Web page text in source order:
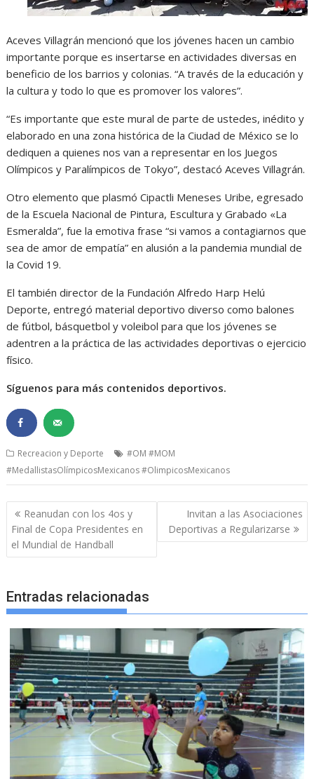
Aceves Villagrán mencionó que los jóvenes hacen un cambio
importante porque es insertarse en actividades diversas en
beneficio de los barrios y colonias. “A través de la educación y
la cultura y todo lo que es promover los valores”.
“Es importante que este mural de parte de ustedes, inédito y
elaborado en una zona histórica de la Ciudad de México se lo
dediquen a quienes nos van a representar en los Juegos
Olímpicos y Paralímpicos de Tokyo”, destacó Aceves Villagrán.
Otro elemento que plasmó Cipactli Meneses Uribe, egresado
de la Escuela Nacional de Pintura, Escultura y Grabado «La
Esmeralda”, fue la emotiva frase “si vamos a contagiarnos que
sea de amor de empatía” en alusión a la pandemia mundial de
la Covid 19.
El también director de la Fundación Alfredo Harp Helú
Deporte, entregó material deportivo diverso como balones
de fútbol, básquetbol y voleibol para que los jóvenes se
adentren a la práctica de las actividades deportivas o ejercicio
físico.
Síguenos para más contenidos deportivos.
Recreacion y Deporte
#OM #MOM
#MedallistasOlímpicosMexicanos #OlimpicosMexicanos
Navegación
de
entradas
Reanudan con los 4os y
Final de Copa Presidentes en
el Mundial de Handball
Invitan a las Asociaciones
Deportivas a Regularizarse
Entradas relacionadas